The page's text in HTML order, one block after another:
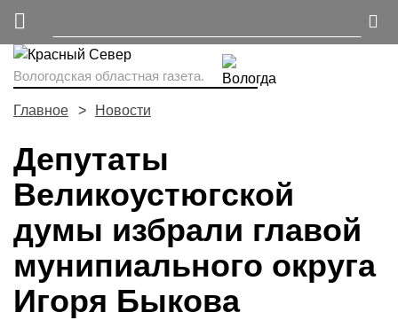
Вологодская областная газета.
Главное Новости
Депутаты
Великоустюгской
думы избрали главой
мунипиального округа
Игоря Быкова